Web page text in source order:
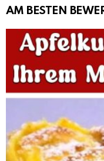
AM BESTEN